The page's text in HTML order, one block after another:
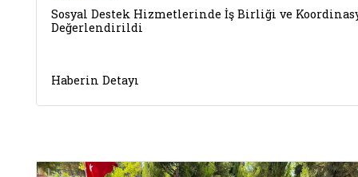
Sosyal Destek Hizmetlerinde İş Birliği ve
Değerlendirildi
Haberin Detayı